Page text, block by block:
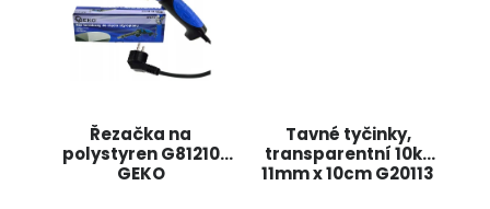
Řezačka na
polystyren G81210
GEKO
Tavné tyčinky,
transparentní 10ks
11mm x 10cm G20113